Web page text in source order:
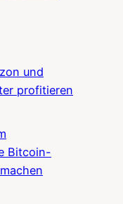
und
profitieren
Bitcoin-